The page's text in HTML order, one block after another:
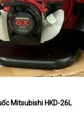
Mitsubishi HKD-26L